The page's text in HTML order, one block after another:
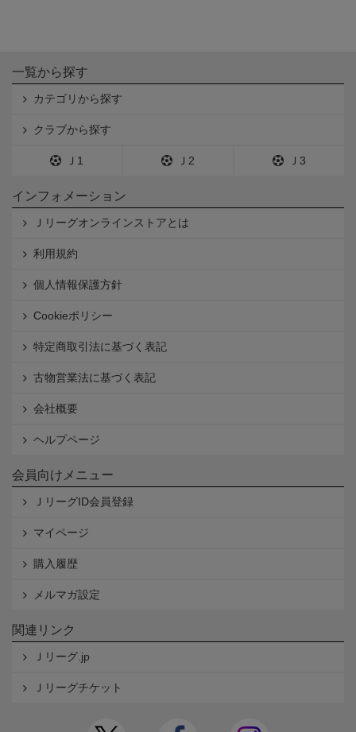
一覧から探す
カテゴリから探す
クラブから探す
Ｊ1 Ｊ2 Ｊ3
インフォメーション
Ｊリーグオンラインストアとは
利用規約
個人情報保護方針
Cookieポリシー
特定商取引法に基づく表記
古物営業法に基づく表記
会社概要
ヘルプページ
会員向けメニュー
ＪリーグID会員登録
マイページ
購入履歴
メルマガ設定
関連リンク
Ｊリーグ.jp
Ｊリーグチケット